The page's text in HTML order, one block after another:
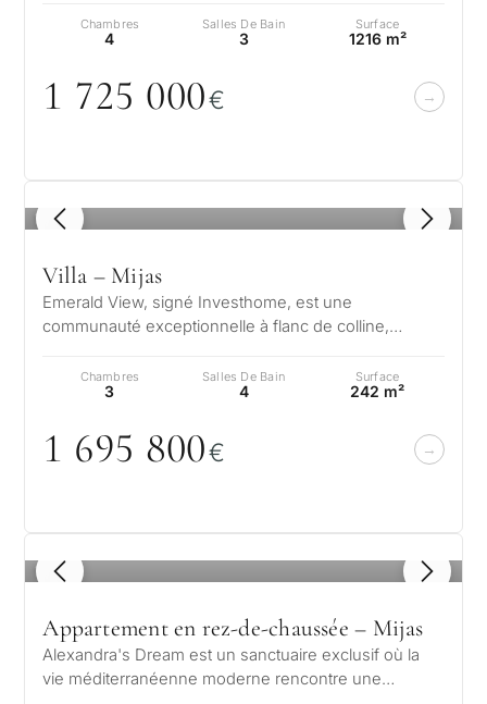
Chambres
4
Salles De Bain
3
Surface
1216 m²
1 725 000€
1 / 8
Villa – Mijas
Emerald View, signé Investhome, est une
communauté exceptionnelle à flanc de colline,
Chambres
3
Salles De Bain
4
Surface
242 m²
1 695 800€
1 / 8
Appartement en rez-de-chaussée – Mijas
Alexandra's Dream est un sanctuaire exclusif où la
vie méditerranéenne moderne rencontre une